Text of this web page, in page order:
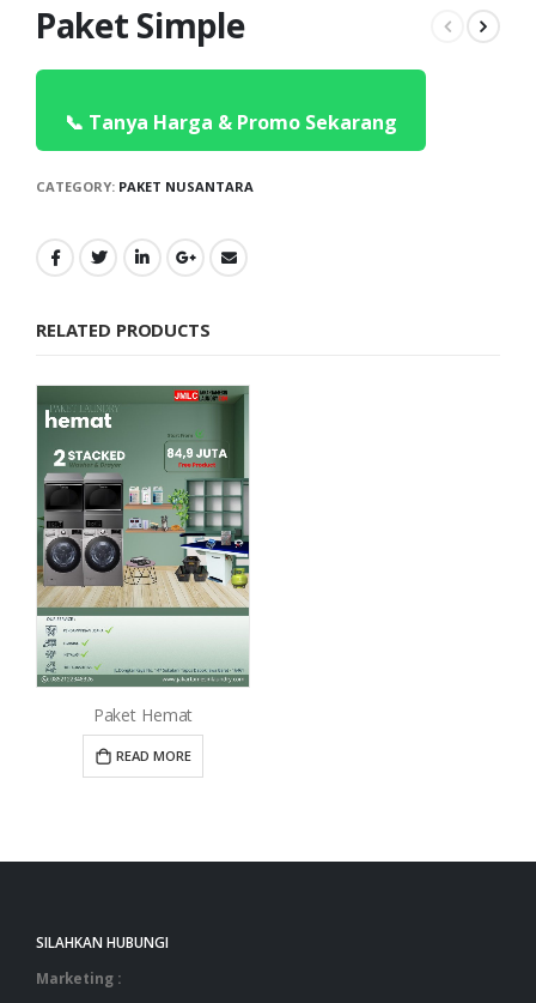
Paket Simple
📞 Tanya Harga & Promo Sekarang
CATEGORY: PAKET NUSANTARA
RELATED PRODUCTS
Paket Hemat
READ MORE
SILAHKAN HUBUNGI
Marketing :